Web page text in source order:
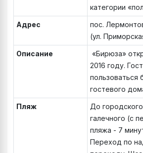
категории
Адрес
пос.
(ул.
Описание
«Бирюза»
2016 году.
пользоваться
гостевого
Пляж
До
галечного (с
пляжа - 7
Переход по